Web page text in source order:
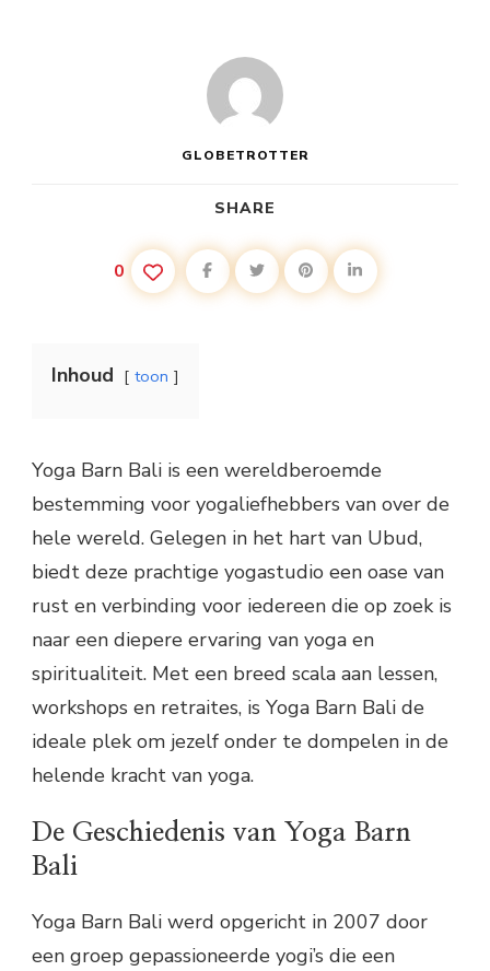
GLOBETROTTER
SHARE
0
Inhoud toon
Yoga Barn Bali is een wereldberoemde
bestemming voor yogaliefhebbers van over de
hele wereld. Gelegen in het hart van Ubud,
biedt deze prachtige yogastudio een oase van
rust en verbinding voor iedereen die op zoek is
naar een diepere ervaring van yoga en
spiritualiteit. Met een breed scala aan lessen,
workshops en retraites, is Yoga Barn Bali de
ideale plek om jezelf onder te dompelen in de
helende kracht van yoga.
De Geschiedenis van Yoga Barn
Bali
Yoga Barn Bali werd opgericht in 2007 door
een groep gepassioneerde yogi’s die een